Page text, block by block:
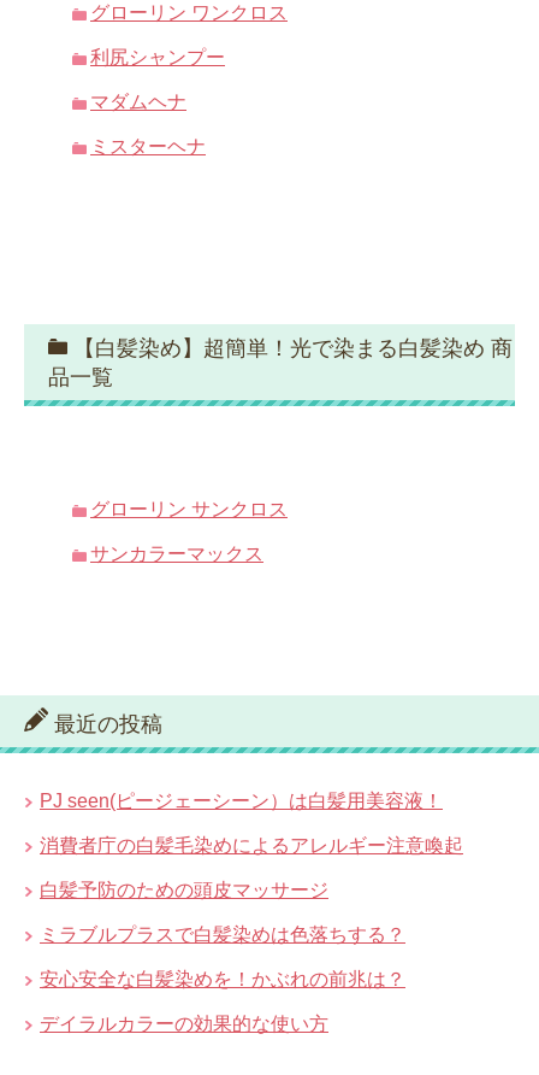
グローリン ワンクロス
利尻シャンプー
マダムヘナ
ミスターヘナ
【白髪染め】超簡単！光で染まる白髪染め 商
品一覧
グローリン サンクロス
サンカラーマックス
最近の投稿
PJ seen(ピージェーシーン）は白髪用美容液！
消費者庁の白髪毛染めによるアレルギー注意喚起
白髪予防のための頭皮マッサージ
ミラブルプラスで白髪染めは色落ちする？
安心安全な白髪染めを！かぶれの前兆は？
デイラルカラーの効果的な使い方